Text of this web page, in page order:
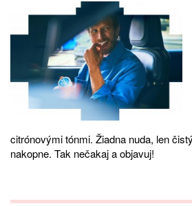
citrónovými tónmi. Žiadna nuda, len
nakopne. Tak nečakaj a objavuj!